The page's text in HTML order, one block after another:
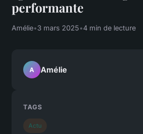
performante
Amélie•3 mars 2025•4 min de lecture
A Amélie
TAGS
Actu